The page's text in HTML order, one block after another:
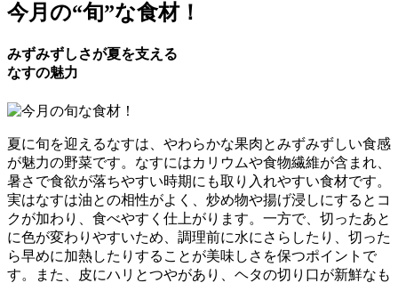
今月の“旬”な食材！
みずみずしさが夏を支える
なすの魅力
夏に旬を迎えるなすは、やわらかな果肉とみずみずしい食感
が魅力の野菜です。なすにはカリウムや食物繊維が含まれ、
暑さで食欲が落ちやすい時期にも取り入れやすい食材です。
実はなすは油との相性がよく、炒め物や揚げ浸しにするとコ
クが加わり、食べやすく仕上がります。一方で、切ったあと
に色が変わりやすいため、調理前に水にさらしたり、切った
ら早めに加熱したりすることが美味しさを保つポイントで
す。また、皮にハリとつやがあり、ヘタの切り口が新鮮なも